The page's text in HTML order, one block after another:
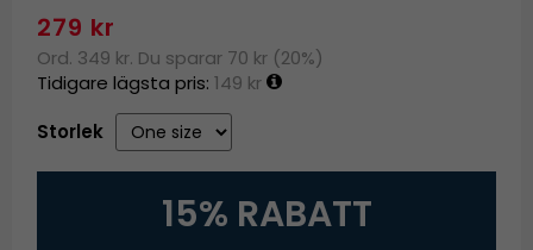
279 kr
Ord. 349 kr. Du sparar 70 kr (20%)
Tidigare lägsta pris:149 kr
Storlek
15% RABATT